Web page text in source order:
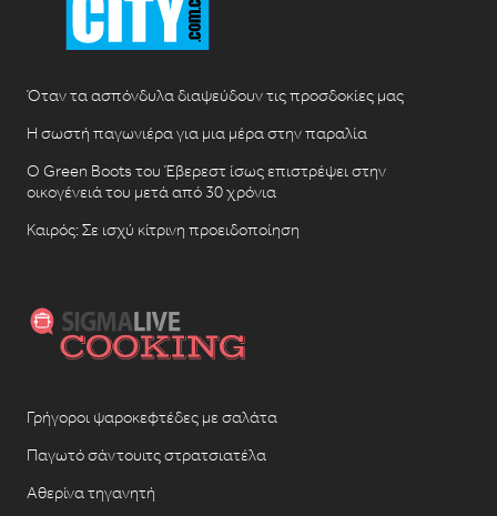
Όταν τα ασπόνδυλα διαψεύδουν τις προσδοκίες μας
Η σωστή παγωνιέρα για μια μέρα στην παραλία
Ο Green Boots του Έβερεστ ίσως επιστρέψει στην
οικογένειά του μετά από 30 χρόνια
Καιρός: Σε ισχύ κίτρινη προειδοποίηση
Γρήγοροι ψαροκεφτέδες με σαλάτα
Παγωτό σάντουιτς στρατσιατέλα
Αθερίνα τηγανητή